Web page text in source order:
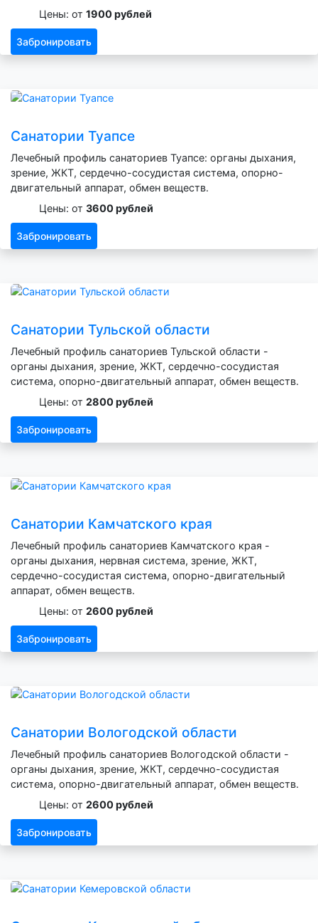
Цены: от 1900 рублей
Забронировать
Санатории Туапсе
Лечебный профиль санаториев Туапсе: органы дыхания,
зрение, ЖКТ, сердечно-сосудистая система, опорно-
двигательный аппарат, обмен веществ.
Цены: от 3600 рублей
Забронировать
Санатории Тульской области
Лечебный профиль санаториев Тульской области -
органы дыхания, зрение, ЖКТ, сердечно-сосудистая
система, опорно-двигательный аппарат, обмен веществ.
Цены: от 2800 рублей
Забронировать
Санатории Камчатского края
Лечебный профиль санаториев Камчатского края -
органы дыхания, нервная система, зрение, ЖКТ,
сердечно-сосудистая система, опорно-двигательный
аппарат, обмен веществ.
Цены: от 2600 рублей
Забронировать
Санатории Вологодской области
Лечебный профиль санаториев Вологодской области -
органы дыхания, зрение, ЖКТ, сердечно-сосудистая
система, опорно-двигательный аппарат, обмен веществ.
Цены: от 2600 рублей
Забронировать